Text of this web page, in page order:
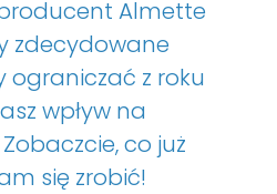
Almette
zdecydowane
ograniczać z roku
wpływ na
co już
się zrobić!